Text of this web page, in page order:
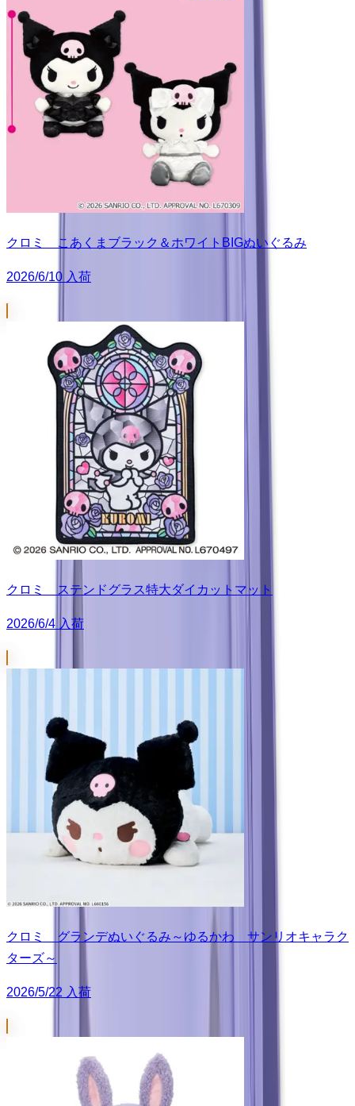
クロミ こあくまブラック＆ホワイトBIGぬいぐるみ
2026/6/10 入荷
クロミ ステンドグラス特大ダイカットマット
2026/6/4 入荷
クロミ グランデぬいぐるみ～ゆるかわ サンリオキャラク
ターズ～
2026/5/22 入荷